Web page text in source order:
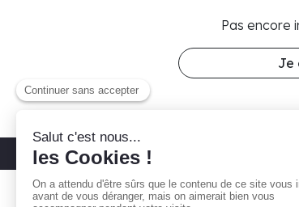
Pas encore
Je
Découvrez nos parkings moto